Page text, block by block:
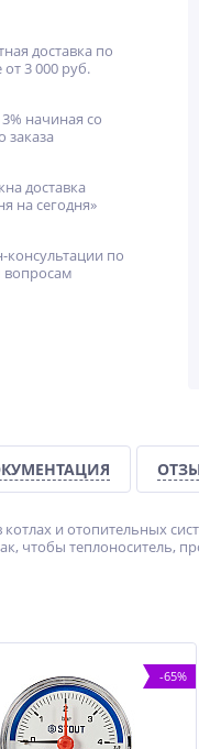
доставка по
3 000 руб.
начиная со
заказа
доставка
на сегодня»
консультации по
и отопительных
чтобы теплоноситель,
-65%